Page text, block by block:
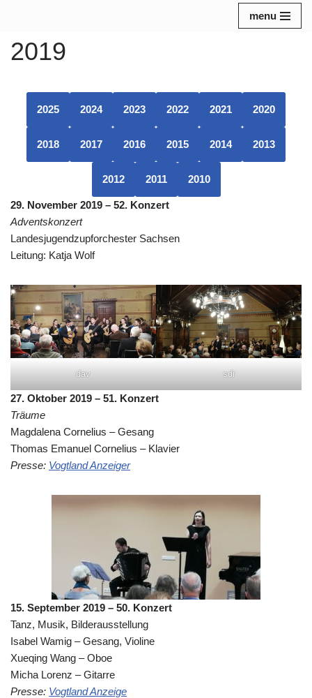
Inhalt
menu
2019
2025 2024 2023 2022 2021 2020
2018 2017 2016 2015 2014 2013
2012 2011 2010
29. November 2019 – 52. Konzert
Adventskonzert
Landesjugendzupforchester Sachsen
Leitung: Katja Wolf
dav sdr
27. Oktober 2019 – 51. Konzert
Träume
Magdalena Cornelius – Gesang
Thomas Emanuel Cornelius – Klavier
Presse: Vogtland Anzeiger
15. September 2019 – 50. Konzert
Tanz, Musik, Bilderausstellung
Isabel Wamig – Gesang, Violine
Xueqing Wang – Oboe
Micha Lorenz – Gitarre
Presse: Vogtland Anzeige